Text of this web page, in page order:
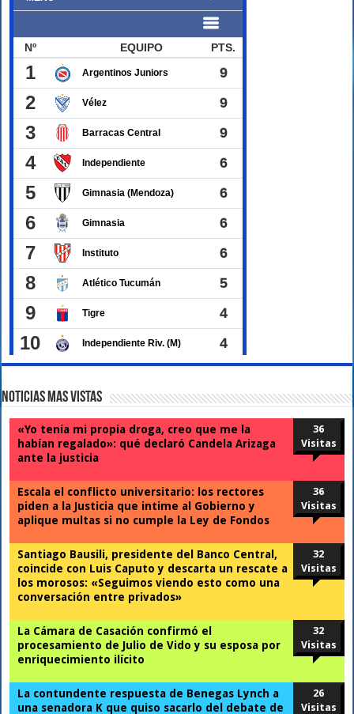
Noticias Mas Vistas
«Yo tenía mi propia droga, creo que me la
habían regalado»: qué declaró Candela Arizaga
ante la justicia
36
Visitas
Escala el conflicto universitario: los rectores
piden a la Justicia que intime al Gobierno y
aplique multas si no cumple la Ley de Fondos
36
Visitas
Santiago Bausili, presidente del Banco Central,
coincide con Luis Caputo y descarta un rescate a
los morosos: «Seguimos viendo esto como una
conversación entre privados»
32
Visitas
La Cámara de Casación confirmó el
procesamiento de Julio de Vido y su esposa por
enriquecimiento ilícito
32
Visitas
La contundente respuesta de Benegas Lynch a
una senadora K que quiso sacarlo del debate de
26
Visitas